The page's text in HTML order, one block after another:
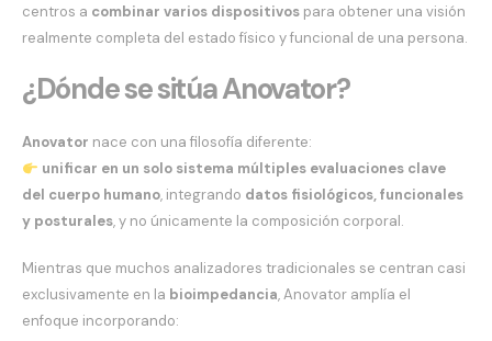
centros a combinar varios dispositivos para obtener una visión
realmente completa del estado físico y funcional de una persona.
¿Dónde se sitúa Anovator?
Anovator nace con una filosofía diferente:
unificar en un solo sistema múltiples evaluaciones clave
del cuerpo humano, integrando datos fisiológicos, funcionales
y posturales, y no únicamente la composición corporal.
Mientras que muchos analizadores tradicionales se centran casi
exclusivamente en la bioimpedancia, Anovator amplía el
enfoque incorporando: